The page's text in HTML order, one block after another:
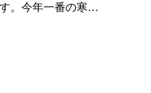
。今年一番の寒…